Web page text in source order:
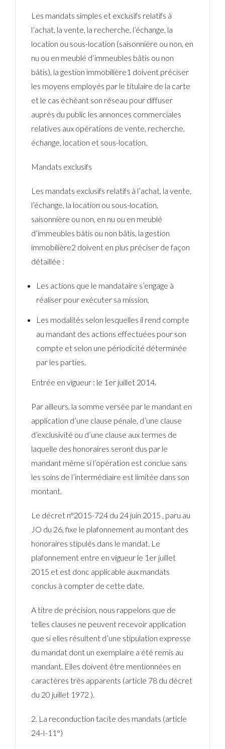
Les mandats simples et exclusifs relatifs à
l’achat, la vente, la recherche, l’échange, la
location ou sous-location (saisonnière ou non, en
nu ou en meublé d’immeubles bâtis ou non
bâtis), la gestion immobilière1 doivent préciser
les moyens employés par le titulaire de la carte
et le cas échéant son réseau pour diffuser
auprès du public les annonces commerciales
relatives aux opérations de vente, recherche,
échange, location et sous-location.
Mandats exclusifs
Les mandats exclusifs relatifs à l’achat, la vente,
l’échange, la location ou sous-location,
saisonnière ou non, en nu ou en meublé
d’immeubles bâtis ou non bâtis, la gestion
immobilière2 doivent en plus préciser de façon
détaillée :
Les actions que le mandataire s’engage à
réaliser pour exécuter sa mission,
Les modalités selon lesquelles il rend compte
au mandant des actions effectuées pour son
compte et selon une périodicité déterminée
par les parties.
Entrée en vigueur : le 1er juillet 2014.
Par ailleurs, la somme versée par le mandant en
application d’une clause pénale, d’une clause
d’exclusivité ou d’une clause aux termes de
laquelle des honoraires seront dus par le
mandant même si l’opération est conclue sans
les soins de l’intermédiaire est limitée dans son
montant.
Le décret n°2015-724 du 24 juin 2015 , paru au
JO du 26, fixe le plafonnement au montant des
honoraires stipulés dans le mandat. Le
plafonnement entre en vigueur le 1er juillet
2015 et est donc applicable aux mandats
conclus à compter de cette date.
A titre de précision, nous rappelons que de
telles clauses ne peuvent recevoir application
que si elles résultent d’une stipulation expresse
du mandat dont un exemplaire a été remis au
mandant. Elles doivent être mentionnées en
caractères très apparents (article 78 du décret
du 20 juillet 1972 ).
2. La reconduction tacite des mandats (article
24-I-11°)